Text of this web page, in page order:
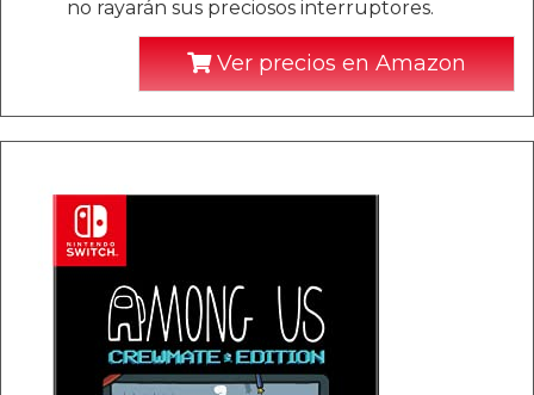
no rayarán sus preciosos interruptores.
Ver precios en Amazon